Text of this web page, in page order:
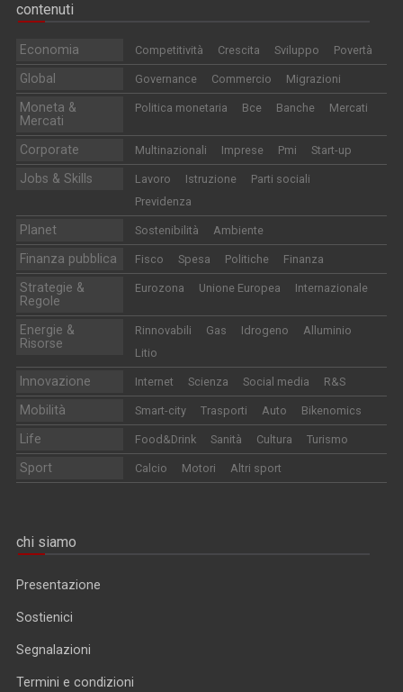
contenuti
Economia Competitività Crescita Sviluppo Povertà
Global Governance Commercio Migrazioni
Moneta &
Mercati
Politica monetaria Bce Banche Mercati
Corporate Multinazionali Imprese Pmi Start-up
Jobs & Skills Lavoro Istruzione
Parti sociali
Previdenza
Planet Sostenibilità Ambiente
Finanza pubblica Fisco Spesa Politiche Finanza
Strategie &
Regole
Eurozona Unione Europea Internazionale
Energie &
Risorse
Rinnovabili Gas Idrogeno
Alluminio
Litio
Innovazione Internet Scienza Social media R&S
Mobilità Smart-city Trasporti Auto Bikenomics
Life Food&Drink Sanità Cultura Turismo
Sport Calcio Motori Altri sport
chi siamo
Presentazione
Sostienici
Segnalazioni
Termini e condizioni